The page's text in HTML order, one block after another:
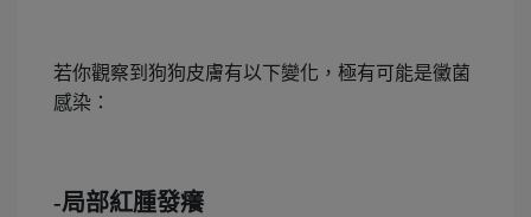
若你觀察到狗狗皮膚有以下變化，極有可能是黴菌
感染：
-局部紅腫發癢